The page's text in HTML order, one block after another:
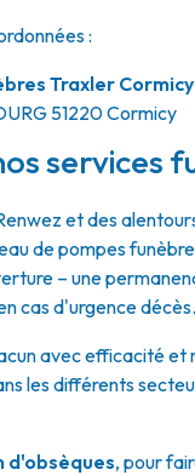
:
Traxler Cormicy
51220Cormicy
services
et des
de pompes
– une
cas d'urgence décès.
avec efficacité et
les différents
d'obsèques, pour